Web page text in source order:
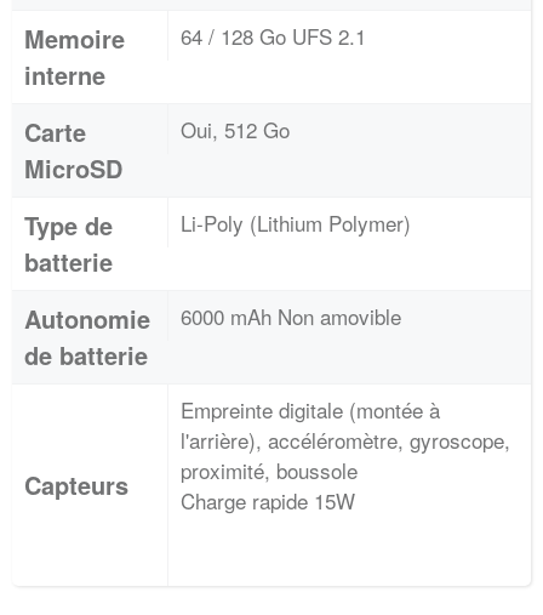
Memoire
interne
64 / 128 Go UFS 2.1
Carte
MicroSD
Oui, 512 Go
Type de
batterie
Li-Poly (Lithium Polymer)
Autonomie
de batterie
6000 mAh Non amovible
Capteurs
Empreinte digitale (montée à
l'arrière), accéléromètre, gyroscope,
proximité, boussole
Charge rapide 15W